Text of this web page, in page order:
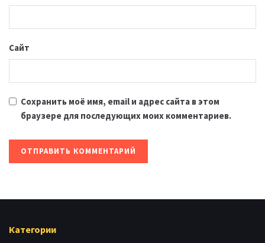
Сайт
Сохранить моё имя, email и адрес сайта в этом
браузере для последующих моих комментариев.
Категории